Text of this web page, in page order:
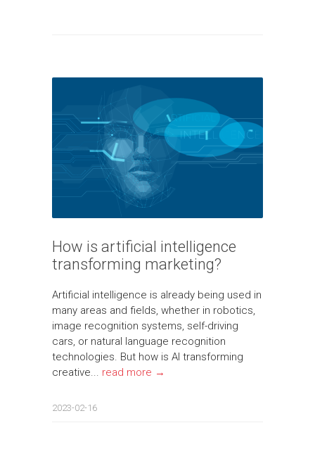
How is artificial intelligence
transforming marketing?
Artificial intelligence is already being used in
many areas and fields, whether in robotics,
image recognition systems, self-driving
cars, or natural language recognition
technologies. But how is AI transforming
creative... read more →
2023-02-16